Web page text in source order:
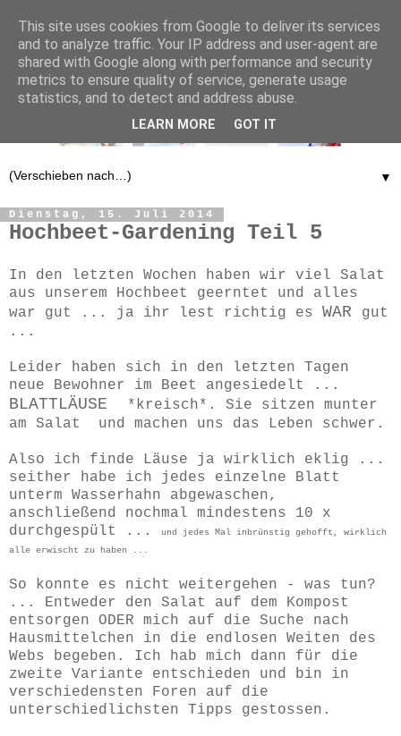
▼
Dienstag, 15. Juli 2014
Hochbeet-Gardening Teil 5
In den letzten Wochen haben wir viel Salat
aus unserem Hochbeet geerntet und alles
war gut ... ja ihr lest richtig es WAR
gut
...
Leider haben sich in den letzten Tagen
neue Bewohner im Beet angesiedelt ...
BLATTLÄUSE
*kreisch*. Sie sitzen munter
am Salat und machen uns das Leben schwer.
Also ich finde Läuse ja wirklich eklig ...
seither habe ich jedes einzelne Blatt
unterm Wasserhahn abgewaschen,
anschließend nochmal mindestens 10 x
durchgespült ...
und jedes Mal inbrünstig gehofft, wirklich
alle erwischt zu haben ...
So konnte es nicht weitergehen - was tun?
... Entweder den Salat auf dem Kompost
entsorgen ODER mich auf die Suche nach
Hausmittelchen in die endlosen Weiten des
Webs begeben. Ich hab mich dann für die
zweite Variante entschieden und bin in
verschiedensten Foren auf die
unterschiedlichsten Tipps gestossen.
This site uses cookies from Google to deliver its services
and to analyze traffic. Your IP address and user-agent are
shared with Google along with performance and security
metrics to ensure quality of service, generate usage
statistics, and to detect and address abuse.
LEARN MORE GOT IT